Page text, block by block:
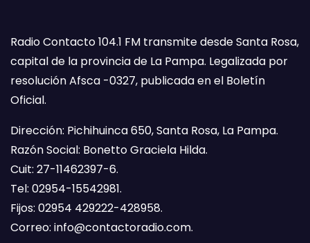
Radio Contacto 104.1 FM transmite desde Santa Rosa,
capital de la provincia de La Pampa. Legalizada por
resolución Afsca -0327, publicada en el Boletín
Oficial.
Dirección: Pichihuinca 650, Santa Rosa, La Pampa.
Razón Social: Bonetto Graciela Hilda.
Cuit: 27-11462397-6.
Tel: 02954-15542981.
Fijos: 02954 429222-428958.
Correo: info@contactoradio.com.